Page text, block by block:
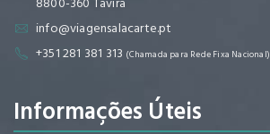
info@viagensalacarte.pt
+351 281 381 313 (Chamada para Rede Fixa Nacional)
Informações Úteis